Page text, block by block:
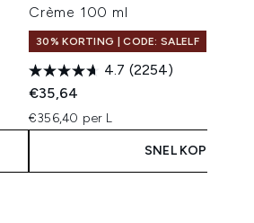
Crème 100 ml
30% KORTING | CODE: SALELF
4.7 (2254)
€35,64
€356,40 per L
SNEL KOPEN